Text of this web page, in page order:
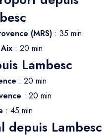
(MRS) : 35 min
: 20 min
Lambesc
: 20 min
: 20 min
: 45 min
depuis Lambesc